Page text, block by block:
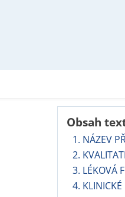
Obsah
1. NÁZEV
2.
3. LÉKOVÁ
4. KLINICKÉ